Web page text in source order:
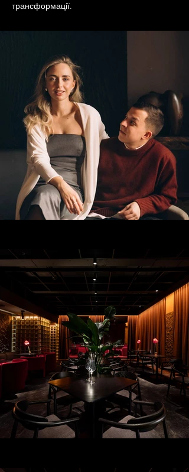
трансформації.